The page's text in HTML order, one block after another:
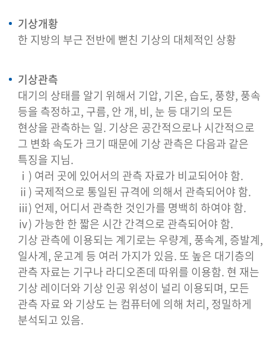
기상개황
한 지방의 부근 전반에 뻗친 기상의 대체적인 상황
기상관측
대기의 상태를 알기 위해서 기압, 기온, 습도, 풍향, 풍속
등을 측정하고, 구름, 안 개, 비, 눈 등 대기의 모든
현상을 관측하는 일. 기상은 공간적으로나 시간적으로
그 변화 속도가 크기 때문에 기상 관측은 다음과 같은
특징을 지님.
ⅰ) 여러 곳에 있어서의 관측 자료가 비교되어야 함.
ⅱ) 국제적으로 통일된 규격에 의해서 관측되어야 함.
ⅲ) 언제, 어디서 관측한 것인가를 명백히 하여야 함.
ⅳ) 가능한 한 짧은 시간 간격으로 관측되어야 함.
기상 관측에 이용되는 계기로는 우량계, 풍속계, 증발계,
일사계, 운고계 등 여러 가지가 있음. 또 높은 대기층의
관측 자료는 기구나 라디오존데 따위를 이용함. 현 재는
기상 레이더와 기상 인공 위성이 널리 이용되며, 모든
관측 자료 와 기상도 는 컴퓨터에 의해 처리, 정밀하게
분석되고 있음.